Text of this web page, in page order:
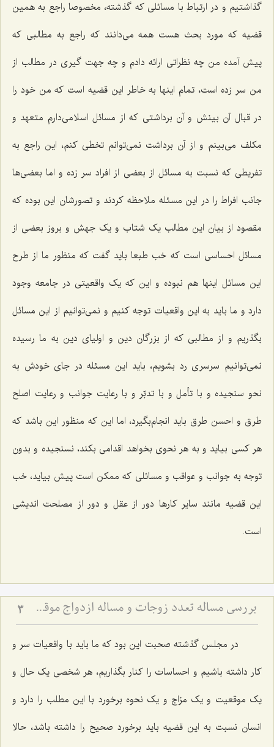
گذاشتیم و در ارتباط با مسائلی که گذشته، مخصوصا راجع به همین
قضیه که مورد بحث هست همه می‌دانند که راجع به مطالبی که
پیش آمده من چه نظراتی ارائه دادم و چه جهت گیری در مطالب از
من سر زده است، تمام اینها به خاطر این قضیه است که من خود را
در قبال آن بینش و آن برداشتی که از مسائل اسلامی‌دارم متعهد و
مکلف می‌بینم و از آن برداشت نمی‌توانم تخطی کنم، این راجع به
تفریطی که نسبت به مسائل از بعضی از افراد سر زده و اما بعضی‌ها
جانب افراط را در این مسئله ملاحظه کردند و تصورشان این بوده که
مقصود از بیان این مطالب یک شتاب و یک جهش و بروز بعضی از
مسائل احساسی است که خب طبعا باید گفت که منظور ما از طرح
این مسائل اینها هم نبوده و این که یک واقعیتی در جامعه وجود
دارد و ما باید به این واقعیات توجه کنیم و نمی‌توانیم از این مسائل
بگذریم و از مطالبی که از بزرگان دین و اولیای دین به ما رسیده
نمی‌توانیم سرسری رد بشویم، باید این مسئله در جای خودش به
نحو سنجیده و با تأمل و با تدبّر و با رعایت جوانب و رعایت اصلح
طرق و احسن طرق باید انجام‌بگیرد، اما این که منظور این باشد که
هر کسی بیاید و به هر نحوی بخواهد اقدامی بکند، نسنجیده و بدون
توجه به جوانب و عواقب و مسائلی که ممکن است پیش بیاید، خب
این قضیه مانند سایر کارها دور از عقل و دور از مصلحت اندیشی
است.
بررسی مساله تعدد زوجات و مساله ازدواج موقت(2) 3
در مجلس گذشته صحبت این بود که ما باید با واقعیات سر و
کار داشته باشیم و احساسات را کنار بگذاریم، هر شخصی یک حال و
یک موقعیت و یک مزاج و یک نحوه برخورد با این مطلب را دارد و
انسان نسبت به این قضیه باید برخورد صحیح را داشته باشد، حالا